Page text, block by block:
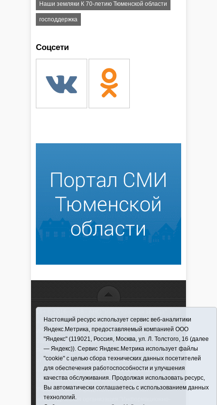
Наши земляки К 70-летию Тюменской области
господдержка
Соцсети
использовании материалов ссылка обязательна
Информационная лента выходит при финансовой
поддержке правительства Тюменской области
Регистрационный номер СМИ ЭЛ № ФС 77-66066
от 10.06. 2016 г. выдано Федеральной службой по
надзору в сфере связи, информационных
технологий и массовых коммуникаций.
Учредитель (соучредители) Автономная
некоммерческая организация "Информационно-
Настоящий ресурс использует сервис веб-аналитики
Яндекс.Метрика, предоставляемый компанией ООО
"Яндекс" (119021, Россия, Москва, ул. Л. Толстого, 16 (далее
— Яндекс)). Сервис Яндекс.Метрика использует файлы
"cookie" с целью сбора технических данных посетителей
для обеспечения работоспособности и улучшения
качества обслуживания. Продолжая использовать ресурс,
Вы автоматически соглашаетесь с использованием данных
технологий.